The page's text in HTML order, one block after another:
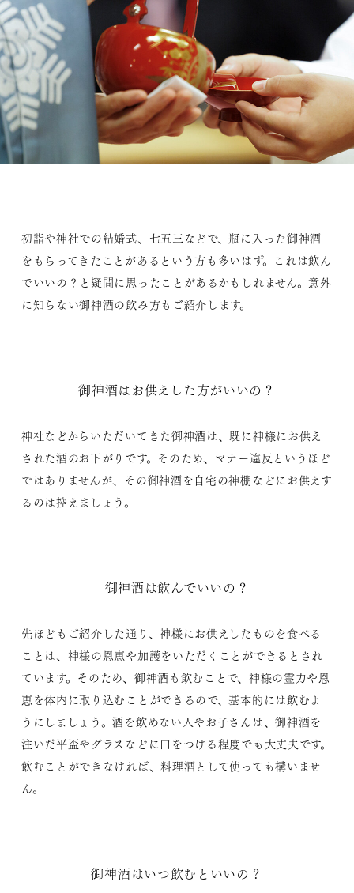
初詣や神社での結婚式、七五三などで、瓶に入った御神酒
をもらってきたことがあるという方も多いはず。これは飲ん
でいいの？と疑問に思ったことがあるかもしれません。意外
に知らない御神酒の飲み方もご紹介します。
御神酒はお供えした方がいいの？
神社などからいただいてきた御神酒は、既に神様にお供え
された酒のお下がりです。そのため、マナー違反というほど
ではありませんが、その御神酒を自宅の神棚などにお供えす
るのは控えましょう。
御神酒は飲んでいいの？
先ほどもご紹介した通り、神様にお供えしたものを食べる
ことは、神様の恩恵や加護をいただくことができるとされ
ています。そのため、御神酒も飲むことで、神様の霊力や恩
恵を体内に取り込むことができるので、基本的には飲むよ
うにしましょう。酒を飲めない人やお子さんは、御神酒を
注いだ平盃やグラスなどに口をつける程度でも大丈夫です。
飲むことができなければ、料理酒として使っても構いませ
ん。
御神酒はいつ飲むといいの？